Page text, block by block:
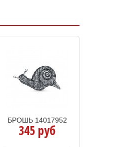
БРОШЬ 14017952
345 руб